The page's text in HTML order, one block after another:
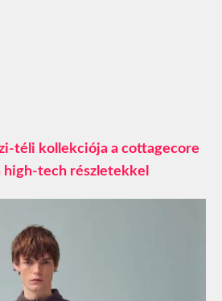
téli kollekciója a cottagecore
high-tech részletekkel